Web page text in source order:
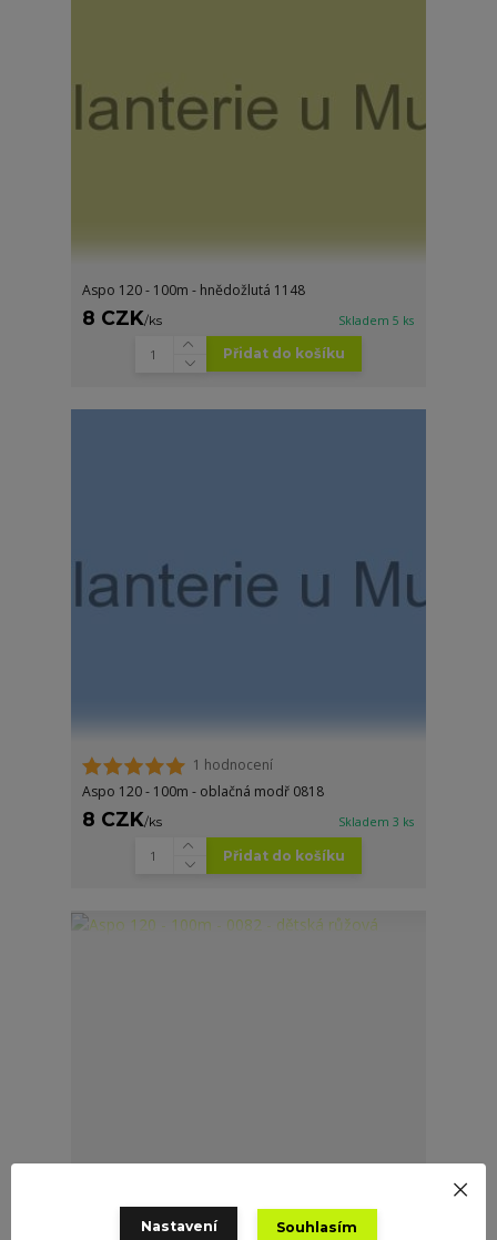
Aspo 120 - 100m - hnědožlutá 1148
8 CZK/ks Skladem 5 ks
Přidat do košíku
1 hodnocení
Aspo 120 - 100m - oblačná modř 0818
8 CZK/ks Skladem 3 ks
Přidat do košíku
Nastavení Souhlasím